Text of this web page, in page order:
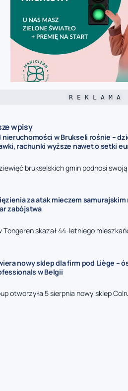
R E K L A M A
wpisy
nieruchomości w Brukseli rośnie –
rachunki wyższe nawet o setki
brukselskich gmin podnosi
za atak mieczem samurajskim
zabójstwa
Tongeren skazał 44-letniego
nowy sklep dla firm pod Liège –
w Belgii
otworzyła 5 sierpnia nowy sklep